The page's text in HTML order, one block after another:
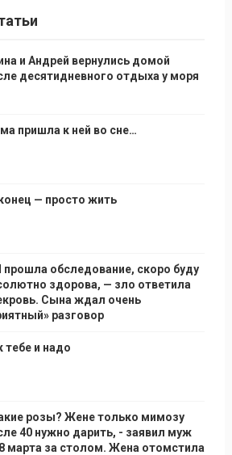
и Андрей вернулись домой
десятидневного отдыха у моря
пришла к ней во сне…
— просто жить
прошла обследование, скоро буду
здорова, — зло ответила
Сына ждал очень
разговор
тебе и надо
розы? Жене только мимозу
40 нужно дарить, - заявил муж
марта за столом. Жена отомстила